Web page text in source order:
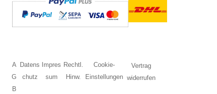
A
G
B
Datens
chutz
Impres
sum
Rechtl.
Hinw.
Cookie-
Einstellungen
Vertrag
widerrufen